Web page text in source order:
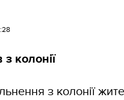
колонії
з колонії